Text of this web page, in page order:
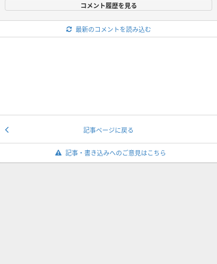
コメント履歴を見る
最新のコメントを読み込む
記事ページに戻る
記事・書き込みへのご意見はこちら